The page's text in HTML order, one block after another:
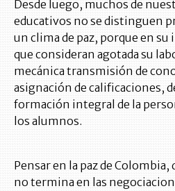
Desde luego, muchos de
educativos no se distinguen
un clima de paz, porque en
que consideran agotada su
mecánica transmisión de
asignación de calificaciones,
formación integral de la
los alumnos.
Pensar en la paz de
no termina en las